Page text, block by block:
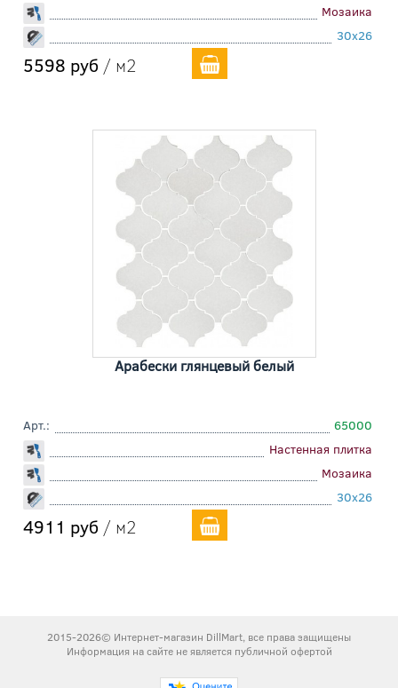
Мозаика
30x26
5598 руб / м2
Арабески глянцевый белый
Арт.:
65000
Настенная плитка
Мозаика
30x26
4911 руб / м2
2015-2026© Интернет-магазин DillMart, все права защищены
Информация на сайте не является публичной офертой